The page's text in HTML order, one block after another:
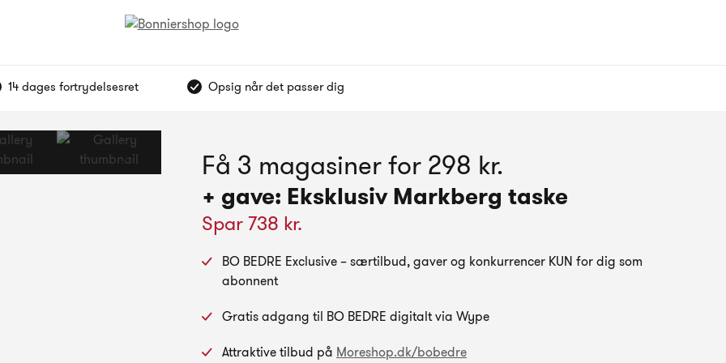
14 dages fortrydelsesret Opsig når det passer dig
Få 3 magasiner for 298 kr.
+ gave: Eksklusiv Markberg taske
Spar 738 kr.
BO BEDRE Exclusive – særtilbud, gaver og konkurrencer KUN for dig som
abonnent
Gratis adgang til BO BEDRE digitalt via Wype
Attraktive tilbud på Moreshop.dk/bobedre